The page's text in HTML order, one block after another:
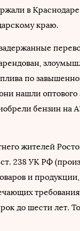
в
краю.
по
нашли оптового
бензин на
жителей
238 УК РФ
и
до шести лет.